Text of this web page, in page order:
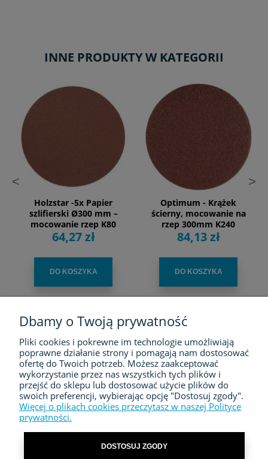
INNE PRODUKTY W KATEGORII
<
Holzstar -5x Papier
szlifierski Ø300 mm –
mocowanie rzep K80
64,27 zł
DO KOSZYKA
Optimum - Krążek
ścierny, mocowanie na
rzep 300mm K240
84,13 zł
DO KOSZYKA
>
FIRMA
ZAKUPY
MOJE KONTO
KONTAKT
Dbamy o Twoją prywatność
Pliki cookies i pokrewne im technologie umożliwiają
poprawne działanie strony i pomagają nam dostosować
ofertę do Twoich potrzeb. Możesz zaakceptować
wykorzystanie przez nas wszystkich tych plików i
przejść do sklepu lub dostosować użycie plików do
swoich preferencji, wybierając opcję "Dostosuj zgody".
Więcej o plikach cookies przeczytasz w naszej Polityce
prywatności.
DOSTOSUJ ZGODY